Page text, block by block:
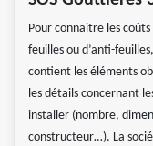
Pour connaitre les
feuilles ou d’anti-
contient les éléments
les détails concernant
installer (nombre,
constructeur…). La